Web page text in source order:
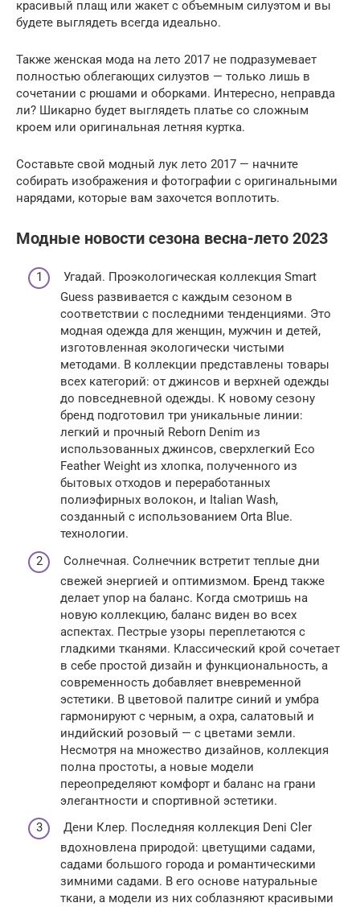
красивый плащ или жакет с объемным силуэтом и вы
будете выглядеть всегда идеально.
Также женская мода на лето 2017 не подразумевает
полностью облегающих силуэтов — только лишь в
сочетании с рюшами и оборками. Интересно, неправда
ли? Шикарно будет выглядеть платье со сложным
кроем или оригинальная летняя куртка.
Составьте свой модный лук лето 2017 — начните
собирать изображения и фотографии с оригинальными
нарядами, которые вам захочется воплотить.
Модные новости сезона весна-лето 2023
Угадай. Проэкологическая коллекция Smart
Guess развивается с каждым сезоном в
соответствии с последними тенденциями. Это
модная одежда для женщин, мужчин и детей,
изготовленная экологически чистыми
методами. В коллекции представлены товары
всех категорий: от джинсов и верхней одежды
до повседневной одежды. К новому сезону
бренд подготовил три уникальные линии:
легкий и прочный Reborn Denim из
использованных джинсов, сверхлегкий Eco
Feather Weight из хлопка, полученного из
бытовых отходов и переработанных
полиэфирных волокон, и Italian Wash,
созданный с использованием Orta Blue.
технологии.
Солнечная. Солнечник встретит теплые дни
свежей энергией и оптимизмом. Бренд также
делает упор на баланс. Когда смотришь на
новую коллекцию, баланс виден во всех
аспектах. Пестрые узоры переплетаются с
гладкими тканями. Классический крой сочетает
в себе простой дизайн и функциональность, а
современность добавляет вневременной
эстетики. В цветовой палитре синий и умбра
гармонируют с черным, а охра, салатовый и
индийский розовый — с цветами земли.
Несмотря на множество дизайнов, коллекция
полна простоты, а новые модели
переопределяют комфорт и баланс на грани
элегантности и спортивной эстетики.
Дени Клер. Последняя коллекция Deni Cler
вдохновлена природой: цветущими садами,
садами большого города и романтическими
зимними садами. В его основе натуральные
ткани, а модели из них соблазняют красивыми